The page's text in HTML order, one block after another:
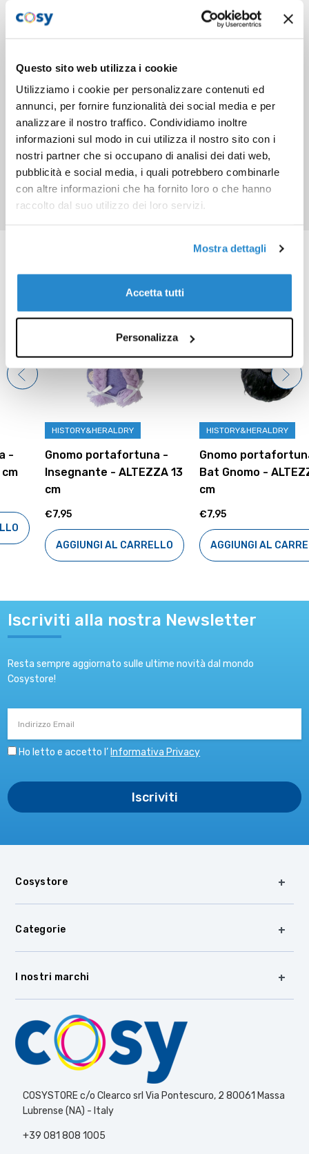
Questo sito web utilizza i cookie
Utilizziamo i cookie per personalizzare contenuti ed
annunci, per fornire funzionalità dei social media e per
analizzare il nostro traffico. Condividiamo inoltre
informazioni sul modo in cui utilizza il nostro sito con i
nostri partner che si occupano di analisi dei dati web,
pubblicità e social media, i quali potrebbero combinarle
con altre informazioni che ha fornito loro o che hanno
raccolto dal suo utilizzo dei loro servizi.
Mostra dettagli
Accetta tutti
Personalizza
HISTORY&HERALDRY
Gnomo portafortuna -
Insegnante - ALTEZZA 13
€7,95
AGGIUNGI AL CARRELLO
HISTORY&HERALDRY
Gnomo portafortuna -
Bat Gnomo - ALTEZZA 13
AGGIUNGI AL CARRELLO
Iscriviti alla nostra Newsletter
Resta sempre aggiornato sulle ultime novità dal mondo
Cosystore!
Ho letto e accetto l’ Informativa Privacy
Cosystore
Categorie
I nostri marchi
COSYSTORE c/o Clearco srl Via Pontescuro, 2 80061 Massa
Lubrense (NA) - Italy
+39 081 808 1005